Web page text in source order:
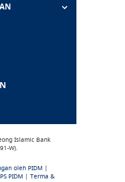
Islamic Bank
W).
oleh PIDM |
PIDM |Terma &